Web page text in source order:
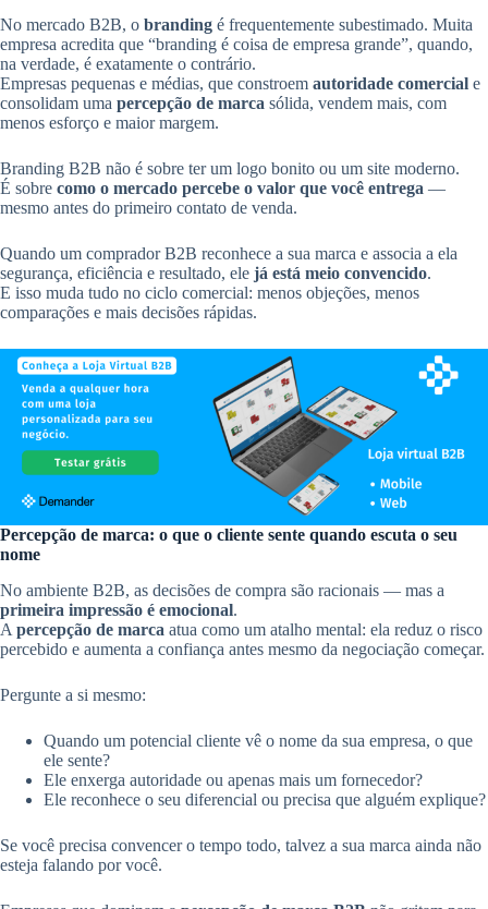
No mercado B2B, o branding é frequentemente subestimado. Muita
empresa acredita que “branding é coisa de empresa grande”, quando,
na verdade, é exatamente o contrário.
Empresas pequenas e médias, que constroem autoridade comercial e
consolidam uma percepção de marca sólida, vendem mais, com
menos esforço e maior margem.
Branding B2B não é sobre ter um logo bonito ou um site moderno.
É sobre como o mercado percebe o valor que você entrega —
mesmo antes do primeiro contato de venda.
Quando um comprador B2B reconhece a sua marca e associa a ela
segurança, eficiência e resultado, ele já está meio convencido.
E isso muda tudo no ciclo comercial: menos objeções, menos
comparações e mais decisões rápidas.
Percepção de marca: o que o cliente sente quando escuta o seu
nome
No ambiente B2B, as decisões de compra são racionais — mas a
primeira impressão é emocional.
A percepção de marca atua como um atalho mental: ela reduz o risco
percebido e aumenta a confiança antes mesmo da negociação começar.
Pergunte a si mesmo:
Quando um potencial cliente vê o nome da sua empresa, o que
ele sente?
Ele enxerga autoridade ou apenas mais um fornecedor?
Ele reconhece o seu diferencial ou precisa que alguém explique?
Se você precisa convencer o tempo todo, talvez a sua marca ainda não
esteja falando por você.